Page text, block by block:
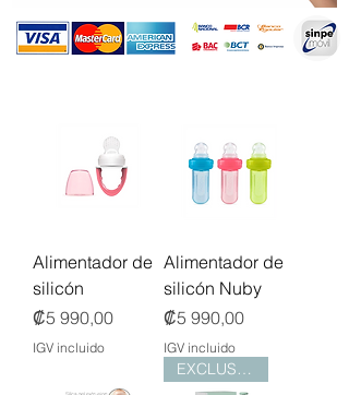
Alimentador de
silicón
Precio
₡5 990,00
IGV incluido
Alimentador de
silicón Nuby
Precio
₡5 990,00
IGV incluido
EXCLUSIVO!